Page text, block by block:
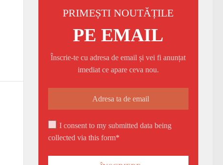
PRIMEȘTI NOUTĂȚILE
PE EMAIL
Înscrie-te cu adresa de email și vei fi anunțat
imediat ce apare ceva nou.
I consent to my submitted data being
collected via this form*